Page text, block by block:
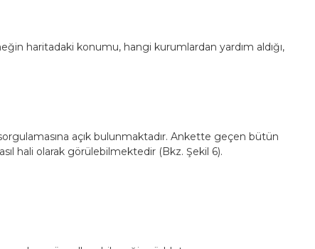
haritadaki konumu, hangi kurumlardan yardım aldığı,
açık bulunmaktadır. Ankette geçen bütün
hali olarak görülebilmektedir (Bkz. Şekil 6).